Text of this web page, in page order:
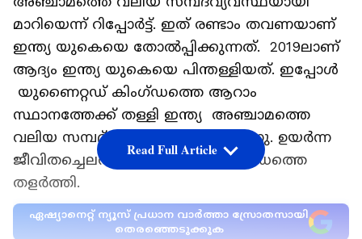
അഞ്ചാമത്തെ വലിയ സമ്പദ്‌വ്യവസ്ഥയായി
മാറിയെന്ന് റിപ്പോർട്ട്. ഇത് രണ്ടാം തവണയാണ്
ഇന്ത്യ യുകെയെ തോൽപ്പിക്കുന്നത്. 2019ലാണ്
ആദ്യം ഇന്ത്യ യുകെയെ പിന്തള്ളിയത്. ഇപ്പോൾ
യുണൈറ്റഡ് കിംഗ്‌ഡത്തെ ആറാം
സ്ഥാനത്തേക്ക് തള്ളി ഇന്ത്യ അഞ്ചാമത്തെ
വലിയ സമ്പദ്‌വ്യവസ്ഥയായി ഉയർന്നു. ഉയർന്ന
ജീവിതച്ചെലവ് യുണൈറ്റഡ് കിംഗ്‌ഡത്തെ
തളർത്തി.
ഏഷ്യാനെറ്റ് ന്യൂസ് പ്രധാന വാർത്താ സ്രോതസായി